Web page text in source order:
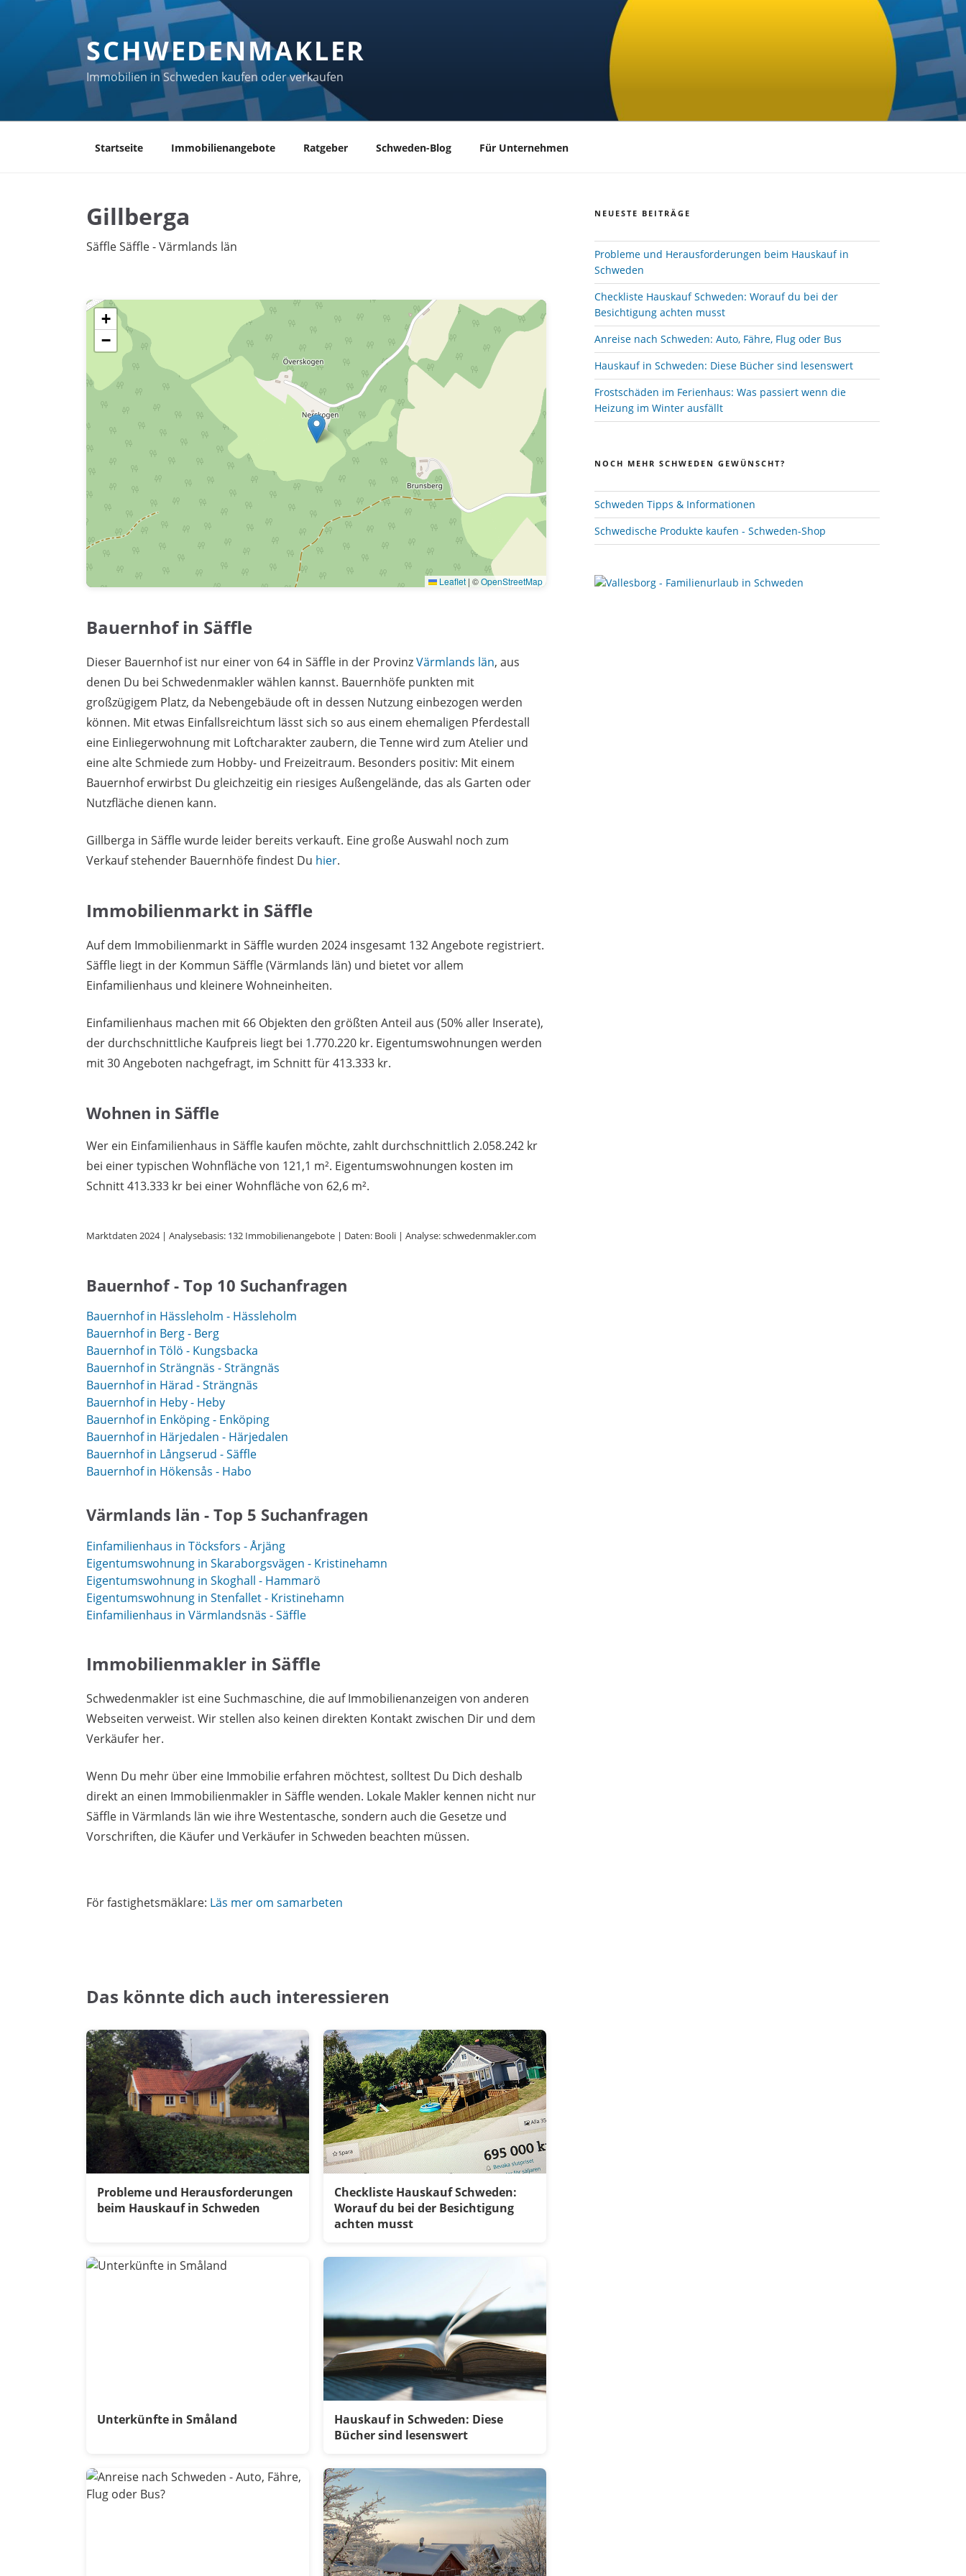
SCHWEDENMAKLER
Immobilien in Schweden kaufen oder verkaufen
Startseite Immobilienangebote Ratgeber Schweden-Blog Für Unternehmen
Gillberga
Säffle Säffle - Värmlands län
+
−
Leaflet | ©OpenStreetMap
Bauernhof in Säffle
Dieser Bauernhof ist nur einer von 64 in Säffle in der ProvinzVärmlands län, aus
denen Du bei Schwedenmakler wählen kannst. Bauernhöfe punkten mit
großzügigem Platz, da Nebengebäude oft in dessen Nutzung einbezogen werden
können. Mit etwas Einfallsreichtum lässt sich so aus einem ehemaligen Pferdestall
eine Einliegerwohnung mit Loftcharakter zaubern, die Tenne wird zum Atelier und
eine alte Schmiede zum Hobby- und Freizeitraum. Besonders positiv: Mit einem
Bauernhof erwirbst Du gleichzeitig ein riesiges Außengelände, das als Garten oder
Nutzfläche dienen kann.
Gillberga in Säffle wurde leider bereits verkauft. Eine große Auswahl noch zum
Verkauf stehender Bauernhöfe findest Du hier.
Immobilienmarkt in Säffle
Auf dem Immobilienmarkt in Säffle wurden 2024 insgesamt 132 Angebote registriert.
Säffle liegt in der Kommun Säffle (Värmlands län) und bietet vor allem
Einfamilienhaus und kleinere Wohneinheiten.
Einfamilienhaus machen mit 66 Objekten den größten Anteil aus (50% aller Inserate),
der durchschnittliche Kaufpreis liegt bei 1.770.220 kr. Eigentumswohnungen werden
mit 30 Angeboten nachgefragt, im Schnitt für 413.333 kr.
Wohnen in Säffle
Wer ein Einfamilienhaus in Säffle kaufen möchte, zahlt durchschnittlich 2.058.242 kr
bei einer typischen Wohnfläche von 121,1 m². Eigentumswohnungen kosten im
Schnitt 413.333 kr bei einer Wohnfläche von 62,6 m².
Marktdaten 2024 | Analysebasis: 132 Immobilienangebote | Daten: Booli | Analyse: schwedenmakler.com
Bauernhof - Top 10 Suchanfragen
Bauernhof in Hässleholm - Hässleholm
Bauernhof in Berg - Berg
Bauernhof in Tölö - Kungsbacka
Bauernhof in Strängnäs - Strängnäs
Bauernhof in Härad - Strängnäs
Bauernhof in Heby - Heby
Bauernhof in Enköping - Enköping
Bauernhof in Härjedalen - Härjedalen
Bauernhof in Långserud - Säffle
Bauernhof in Hökensås - Habo
Värmlands län - Top 5 Suchanfragen
Einfamilienhaus in Töcksfors - Årjäng
Eigentumswohnung in Skaraborgsvägen - Kristinehamn
Eigentumswohnung in Skoghall - Hammarö
Eigentumswohnung in Stenfallet - Kristinehamn
Einfamilienhaus in Värmlandsnäs - Säffle
Immobilienmakler in Säffle
Schwedenmakler ist eine Suchmaschine, die auf Immobilienanzeigen von anderen
Webseiten verweist. Wir stellen also keinen direkten Kontakt zwischen Dir und dem
Verkäufer her.
Wenn Du mehr über eine Immobilie erfahren möchtest, solltest Du Dich deshalb
direkt an einen Immobilienmakler in Säffle wenden. Lokale Makler kennen nicht nur
Säffle in Värmlands län wie ihre Westentasche, sondern auch die Gesetze und
Vorschriften, die Käufer und Verkäufer in Schweden beachten müssen.
För fastighetsmäklare: Läs mer om samarbeten
Das könnte dich auch interessieren
Probleme und Herausforderungen
beim Hauskauf in Schweden
Checkliste Hauskauf Schweden:
Worauf du bei der Besichtigung
achten musst
Unterkünfte in Småland
Hauskauf in Schweden: Diese
Bücher sind lesenswert
NEUESTE BEITRÄGE
Probleme und Herausforderungen beim Hauskauf in
Schweden
Checkliste Hauskauf Schweden: Worauf du bei der
Besichtigung achten musst
Anreise nach Schweden: Auto, Fähre, Flug oder Bus
Hauskauf in Schweden: Diese Bücher sind lesenswert
Frostschäden im Ferienhaus: Was passiert wenn die
Heizung im Winter ausfällt
NOCH MEHR SCHWEDEN GEWÜNSCHT?
Schweden Tipps & Informationen
Schwedische Produkte kaufen - Schweden-Shop